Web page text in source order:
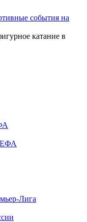
события на
катание в
Лига